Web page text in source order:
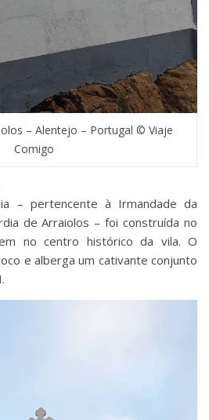
– Alentejo – Portugal © Viaje
Comigo
– pertencente à Irmandade da
de Arraiolos – foi construída no
no centro histórico da vila. O
e alberga um cativante conjunto